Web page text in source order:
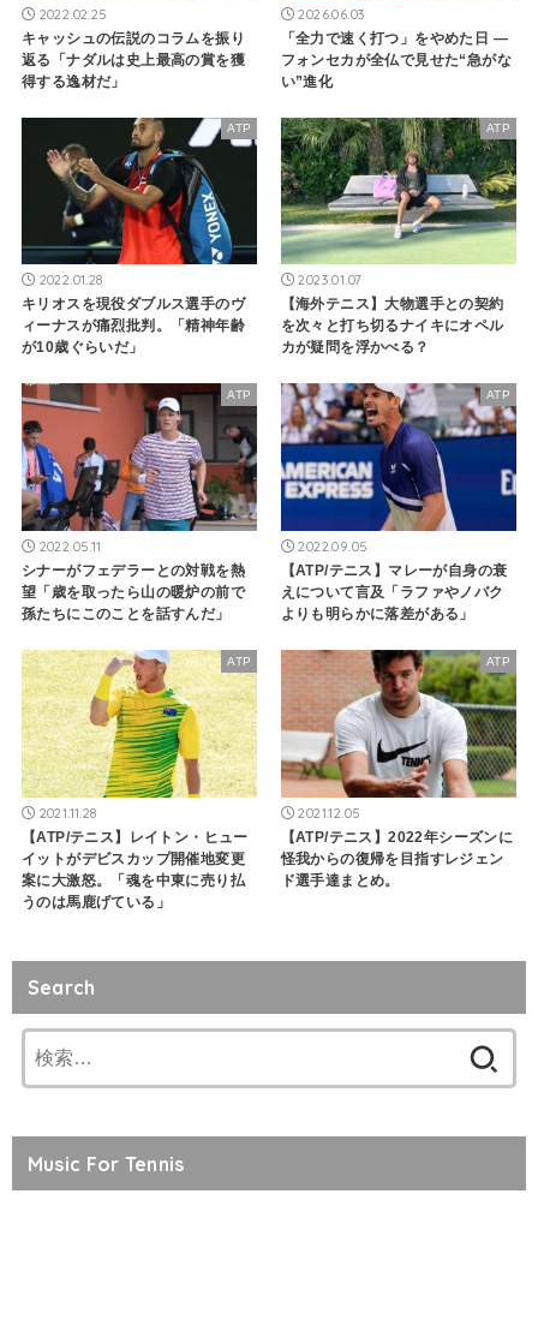
2022.02.25
キャッシュの伝説のコラムを振り
返る「ナダルは史上最高の賞を獲
得する逸材だ」
2026.06.03
「全力で速く打つ」をやめた日 —
フォンセカが全仏で見せた“急がな
い”進化
ATP
2022.01.28
キリオスを現役ダブルス選手のヴ
ィーナスが痛烈批判。「精神年齢
が10歳ぐらいだ」
ATP
2023.01.07
【海外テニス】大物選手との契約
を次々と打ち切るナイキにオペル
カが疑問を浮かべる？
ATP
2022.05.11
シナーがフェデラーとの対戦を熱
望「歳を取ったら山の暖炉の前で
孫たちにこのことを話すんだ」
ATP
2022.09.05
【ATP/テニス】マレーが自身の衰
えについて言及「ラファやノバク
よりも明らかに落差がある」
ATP
2021.11.28
【ATP/テニス】レイトン・ヒュー
イットがデビスカップ開催地変更
案に大激怒。「魂を中東に売り払
うのは馬鹿げている」
ATP
2021.12.05
【ATP/テニス】2022年シーズンに
怪我からの復帰を目指すレジェン
ド選手達まとめ。
Search
索:
Music For Tennis